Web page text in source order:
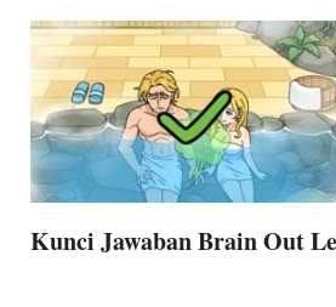
Kunci Jawaban Brain Out